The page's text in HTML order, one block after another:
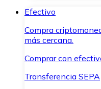
Efectivo
Compra
más cercana.
Comprar con
Transferencia SEPA